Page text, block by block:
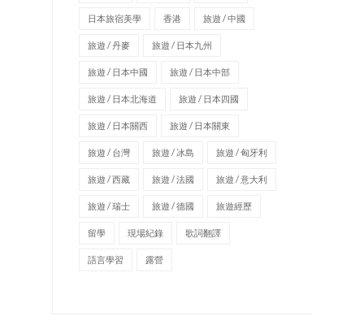
日本旅宿美學 香港 旅遊 / 中國
旅遊 / 丹麥 旅遊 / 日本九州
旅遊 / 日本中國 旅遊 / 日本中部
旅遊 / 日本北海道 旅遊 / 日本四國
旅遊 / 日本關西 旅遊 / 日本關東
旅遊 / 台灣 旅遊 / 冰島 旅遊 / 匈牙利
旅遊 / 西藏 旅遊 / 法國 旅遊 / 意大利
旅遊 / 瑞士 旅遊 / 德國 旅遊經歷
留學 現場紀錄 歌詞翻譯
語言學習 露營